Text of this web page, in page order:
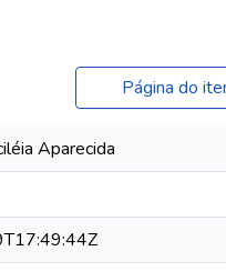
Página do
Aparecida